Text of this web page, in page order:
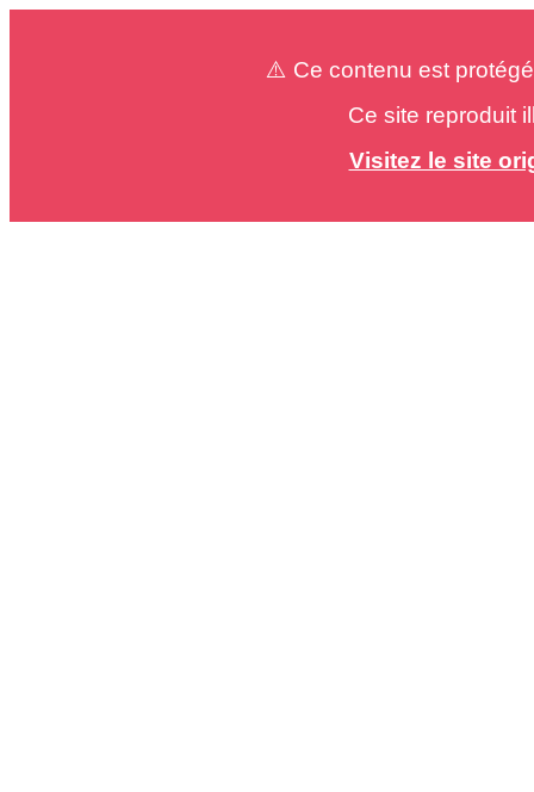
⚠️ Ce contenu est
Ce site reproduit
Visitez le site